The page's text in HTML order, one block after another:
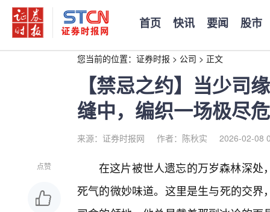
首页 快讯 要闻 股市
您当前的位置： 证券时报 > 公司 > 正文
【禁忌之约】当少司
缝中，编织一场极尽
来源：证券时报网 作者：陈秋实 2026-02-08
点赞
在这片被世人遗忘的万岁森林深处
死气的微妙味道。这里是生与死的交